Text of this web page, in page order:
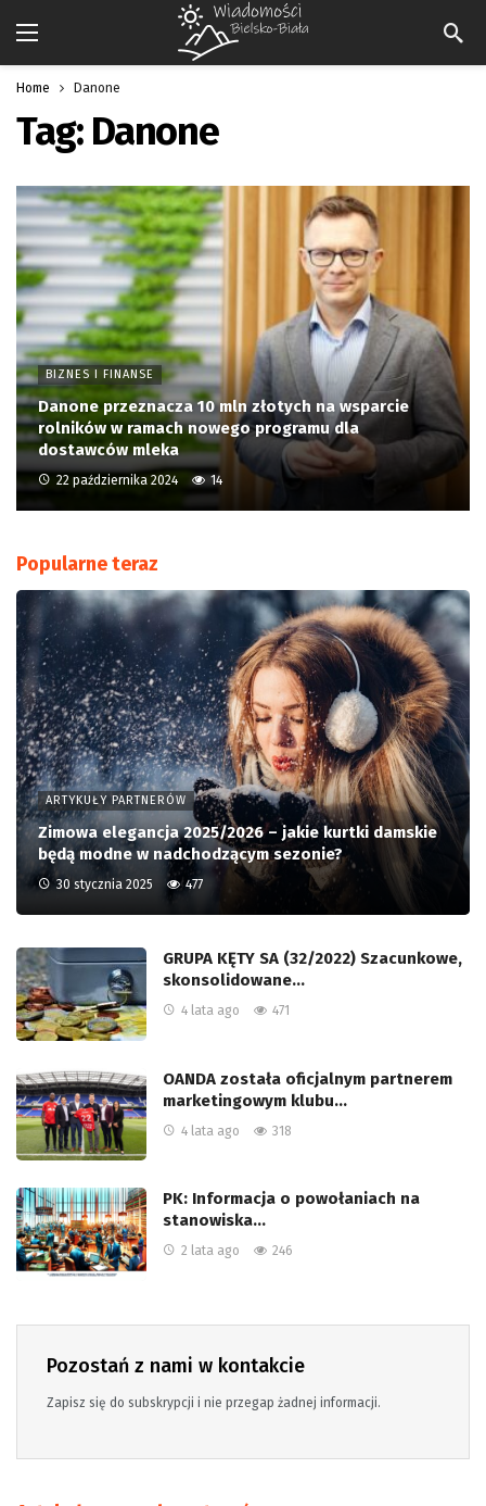
Home Danone
Tag: Danone
BIZNES I FINANSE
Danone przeznacza 10 mln złotych na wsparcie
rolników w ramach nowego programu dla
dostawców mleka
22 października 2024 14
Popularne teraz
ARTYKUŁY PARTNERÓW
Zimowa elegancja 2025/2026 – jakie kurtki damskie
będą modne w nadchodzącym sezonie?
30 stycznia 2025 477
GRUPA KĘTY SA (32/2022) Szacunkowe,
skonsolidowane…
4 lata ago 471
OANDA została oficjalnym partnerem
marketingowym klubu…
4 lata ago 318
PK: Informacja o powołaniach na
stanowiska…
2 lata ago 246
Pozostań z nami w kontakcie
Zapisz się do subskrypcji i nie przegap żadnej informacji.